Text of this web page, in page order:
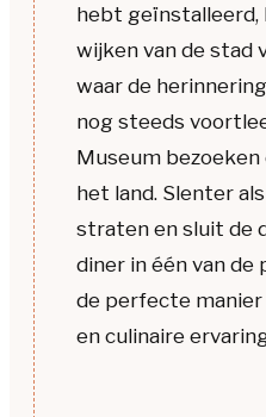
hebt geïnstalleerd,
wijken van de stad
waar de
nog steeds
Museum
het land. Slenter
straten en sluit de
diner in één van
de perfecte
en culinaire